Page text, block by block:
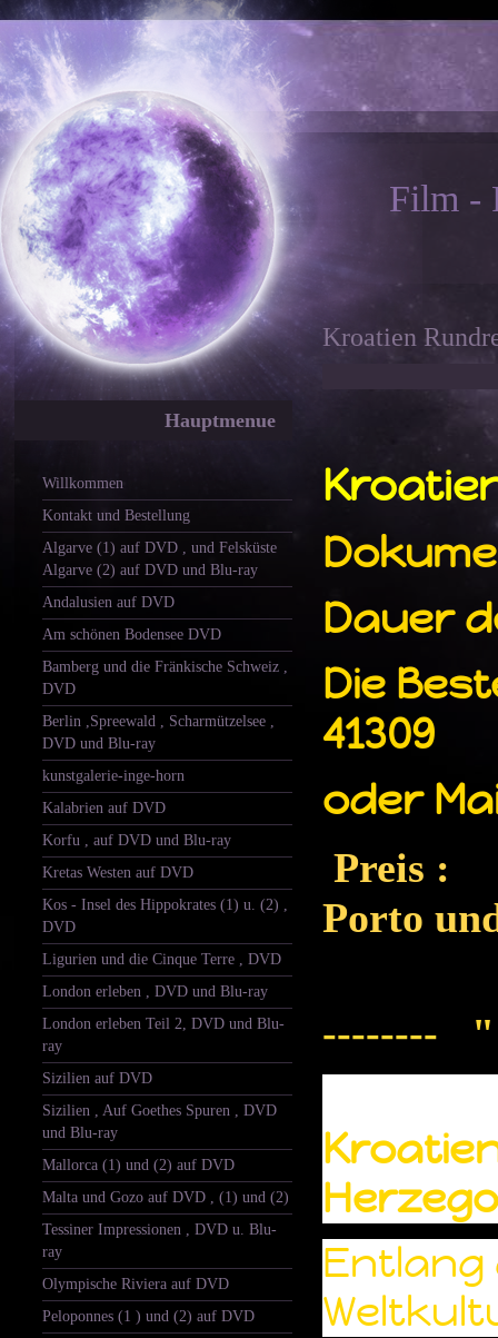
Film -
Hauptmenue
Willkommen
Kontakt und Bestellung
Algarve (1) auf DVD , und Felsküste
Algarve (2) auf DVD und Blu-ray
Andalusien auf DVD
Am schönen Bodensee DVD
Bamberg und die Fränkische Schweiz ,
DVD
Berlin ,Spreewald , Scharmützelsee ,
DVD und Blu-ray
kunstgalerie-inge-horn
Kalabrien auf DVD
Korfu , auf DVD und Blu-ray
Kretas Westen auf DVD
Kos - Insel des Hippokrates (1) u. (2) ,
DVD
Ligurien und die Cinque Terre , DVD
London erleben , DVD und Blu-ray
London erleben Teil 2, DVD und Blu-
ray
Sizilien auf DVD
Sizilien , Auf Goethes Spuren , DVD
und Blu-ray
Mallorca (1) und (2) auf DVD
Malta und Gozo auf DVD , (1) und (2)
Tessiner Impressionen , DVD u. Blu-
ray
Olympische Riviera auf DVD
Peloponnes (1 ) und (2) auf DVD
Kroatien
Dauer
Die
41309
oder
Porto
--------
Entlang